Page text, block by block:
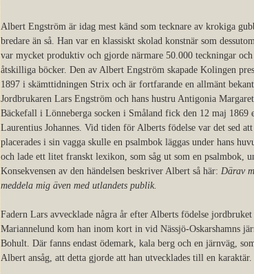
Albert Engström är idag mest känd som tecknare av krokiga
bredare än så. Han var en klassiskt skolad konstnär som
var mycket produktiv och gjorde närmare 50.000 teckningar
åtskilliga böcker. Den av Albert Engström skapade Kolingen
1897 i skämttidningen Strix och är fortfarande en allmänt
Jordbrukaren Lars Engström och hans hustru Antigonia
Bäckefall i Lönneberga socken i Småland fick den 12 maj 1869
Laurentius Johannes. Vid tiden för Alberts födelse var det sed
placerades i sin vagga skulle en psalmbok läggas under hans
och lade ett litet franskt lexikon, som såg ut som en psalmbok,
Konsekvensen av den händelsen beskriver Albert så här: Därav
meddela mig även med utlandets publik.
Fadern Lars avvecklade några år efter Alberts födelse
Mariannelund kom han inom kort in vid Nässjö-Oskarshamns
Bohult. Där fanns endast ödemark, kala berg och en järnväg,
Albert ansåg, att detta gjorde att han utvecklades till en karaktär.